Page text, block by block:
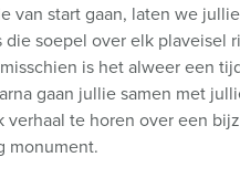
van start gaan, laten we
soepel over elk plaveisel
is het alweer een
gaan jullie samen met
verhaal te horen over een
monument.